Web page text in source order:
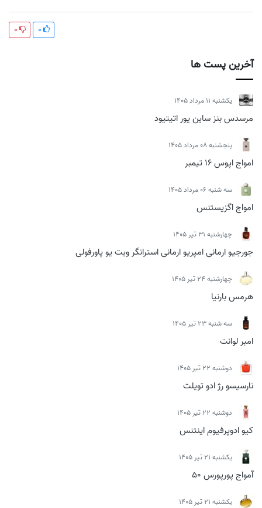
آخرین پست ها
يكشنبه 11 مرداد 1405
مرسدس بنز ساین یور اتیتیود
پنجشنبه 08 مرداد 1405
امواج اپوس 16 تیمبر
سه شنبه 06 مرداد 1405
امواج اگزیستنس
چهارشنبه 31 تیر 1405
جورجیو ارمانی امپریو ارمانی استرانگر ویت یو پاورفولی
چهارشنبه 24 تیر 1405
هرمس بارنیا
سه شنبه 23 تیر 1405
امبر لوانت
دوشنبه 22 تیر 1405
نارسیسو رژ ادو تویلت
دوشنبه 22 تیر 1405
کیو ادوپرفیوم اینتنس
يكشنبه 21 تیر 1405
آمواج پورپورس 50
يكشنبه 21 تیر 1405